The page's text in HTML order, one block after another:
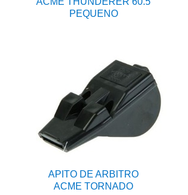
PEQUENO
APITO DE ARBITRO
ACME TORNADO